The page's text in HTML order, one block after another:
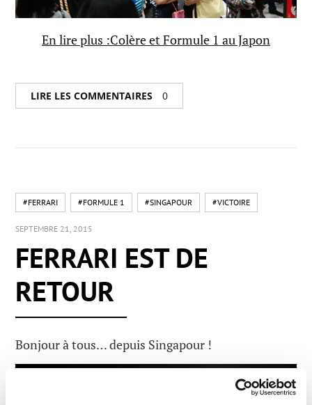
En lire plus :Colère et Formule 1 au Japon
LIRE LES COMMENTAIRES 0
#FERRARI #FORMULE 1 #SINGAPOUR #VICTOIRE
SEPTEMBRE 21, 2015
FERRARI EST DE
RETOUR
Bonjour à tous… depuis Singapour !